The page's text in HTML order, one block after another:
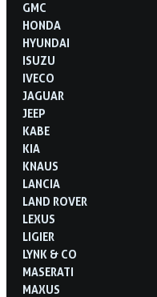
GMC
HONDA
HYUNDAI
ISUZU
IVECO
JAGUAR
JEEP
KABE
KIA
KNAUS
LANCIA
LAND ROVER
LEXUS
LIGIER
LYNK & CO
MASERATI
MAXUS